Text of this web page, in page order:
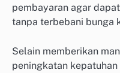
pembayaran agar
tanpa terbebani bunga
Selain memberikan
peningkatan